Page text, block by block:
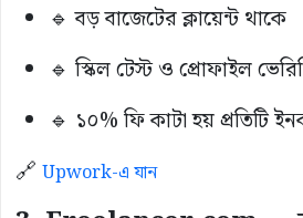
🔹 বড় বাজেটের ক্লায়েন্ট থাকে
🔹 স্কিল টেস্ট ও প্রোফাইল
🔹 ১০% ফি কাটা হয় প্রতিটি
🔗 Upwork-এ যান